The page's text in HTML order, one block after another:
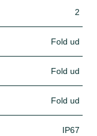
2
Fold ud
Fold ud
Fold ud
IP67